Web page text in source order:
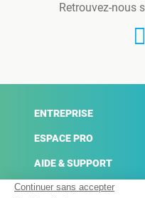
Retrouvez-nous
ENTREPRISE
ESPACE PRO
AIDE & SUPPORT
ACTUALITÉS